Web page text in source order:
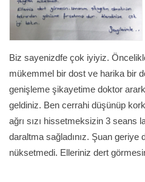
Biz sayenizdfe çok iyiyiz.
mükemmel bir dost ve harika bir
genişleme şikayetime doktor
geldiniz. Ben cerrahi düşünüp
ağrı sızı hissetmeksizin 3 seans
daraltma sağladınız. Şuan
nüksetmedi. Elleriniz dert